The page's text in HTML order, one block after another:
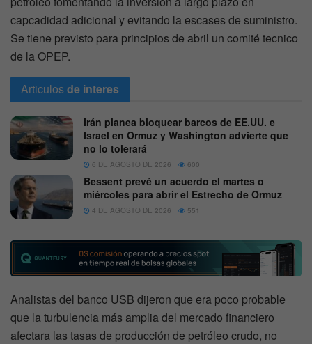
capcadidad adicional y evitando la escases de suministro.
Se tiene previsto para principios de abril un comité tecnico
de la OPEP.
Articulosde interes
Irán planea bloquear barcos de EE.UU. e
Israel en Ormuz y Washington advierte que
no lo tolerará
6 DE AGOSTO DE 2026 600
Bessent prevé un acuerdo el martes o
miércoles para abrir el Estrecho de Ormuz
4 DE AGOSTO DE 2026 551
Analistas del banco USB dijeron que era poco probable
que la turbulencia más amplia del mercado financiero
afectara las tasas de producción de petróleo crudo, no